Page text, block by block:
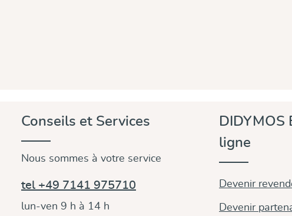
Conseils et Services
Nous sommes à votre service
tel +49 7141 975710
lun-ven 9 h à 14 h
DIDYMOS
ligne
Devenir
Devenir